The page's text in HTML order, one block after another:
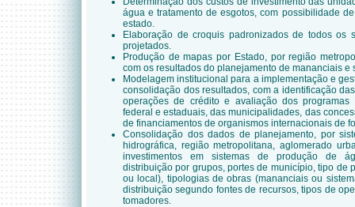
água e tratamento de esgotos, com possibilidade
estado.
Elaboração de croquis padronizados de todos os
projetados.
Produção de mapas por Estado, por região
com os resultados do planejamento de mananciais e
Modelagem institucional para a implementação e
consolidação dos resultados, com a identificação
operações de crédito e avaliação dos programas
federal e estaduais, das municipalidades, das
de financiamentos de organismos internacionais de
Consolidação dos dados de planejamento, por
hidrográfica, região metropolitana, aglomerado
investimentos em sistemas de produção de
distribuição por grupos, portes de município, tipo de
ou local), tipologias de obras (mananciais ou
distribuição segundo fontes de recursos, tipos de
tomadores.